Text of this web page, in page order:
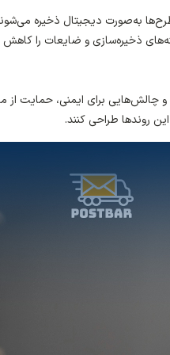
به‌صورت دیجیتال ذخیره
ذخیره‌سازی و ضایعات را
برای ایمنی، حمایت از
روندها طراحی کنند.